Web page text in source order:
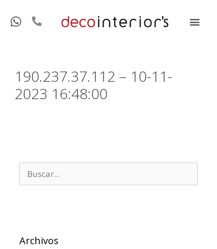
190.237.37.112 – 10-11-
2023 16:48:00
Archivos